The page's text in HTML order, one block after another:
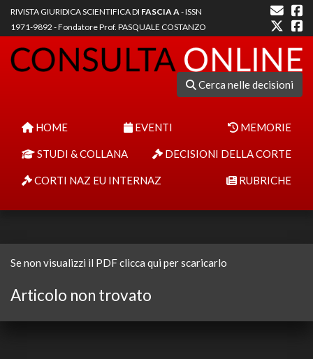
RIVISTA GIURIDICA SCIENTIFICA DI FASCIA A- ISSN
1971-9892 - Fondatore Prof. PASQUALE COSTANZO
Cerca nelle decisioni
HOME EVENTI MEMORIE
STUDI & COLLANA DECISIONI DELLA CORTE
CORTI NAZ EU INTERNAZ RUBRICHE
Se non visualizzi il PDF clicca qui per scaricarlo
Articolo non trovato